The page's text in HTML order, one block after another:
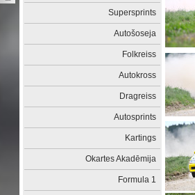
Supersprints
Autošoseja
Folkreiss
Autokross
Dragreiss
Autosprints
Kartings
Okartes Akadēmija
Formula 1